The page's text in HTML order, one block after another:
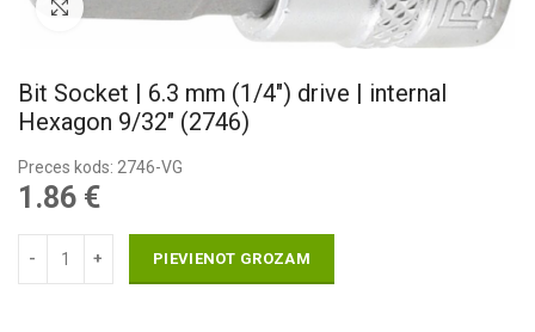
Bit Socket | 6.3 mm (1/4″) drive | internal
Hexagon 9/32″ (2746)
Preces kods: 2746-VG
1.86 €
PIEVIENOT GROZAM